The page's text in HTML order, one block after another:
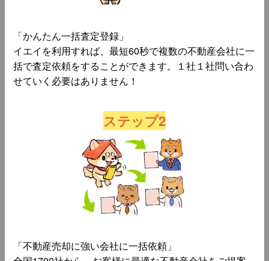
「かんたん一括査定登録」
イエイを利用すれば、最短60秒で複数の不動産会社に一
括で査定依頼をすることができます。１社１社問い合わ
せていく必要はありません！
ステップ2
「不動産売却に強い会社に一括依頼」